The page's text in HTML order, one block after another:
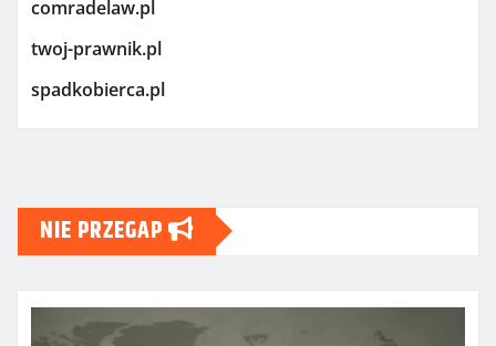
comradelaw.pl
twoj-prawnik.pl
spadkobierca.pl
NIE PRZEGAP